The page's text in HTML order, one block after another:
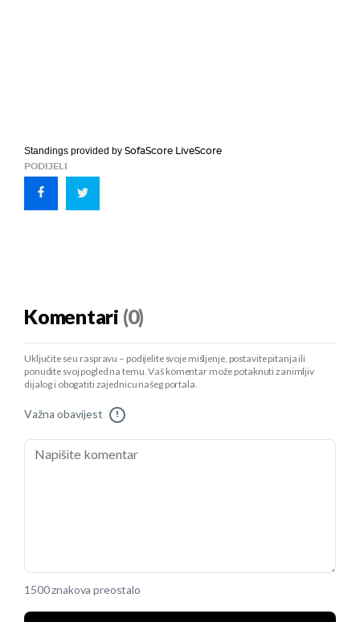
Standings provided by SofaScore LiveScore
PODIJELI
Komentari (0)
Uključite se u raspravu – podijelite svoje mišljenje, postavite pitanja ili
ponudite svoj pogled na temu. Vaš komentar može potaknuti zanimljiv
dijalog i obogatiti zajednicu našeg portala.
Važna obavijest !
1500 znakova preostalo